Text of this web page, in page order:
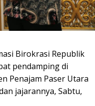
Birokrasi Republik
pendamping di
Penajam Paser Utara
jajarannya, Sabtu,